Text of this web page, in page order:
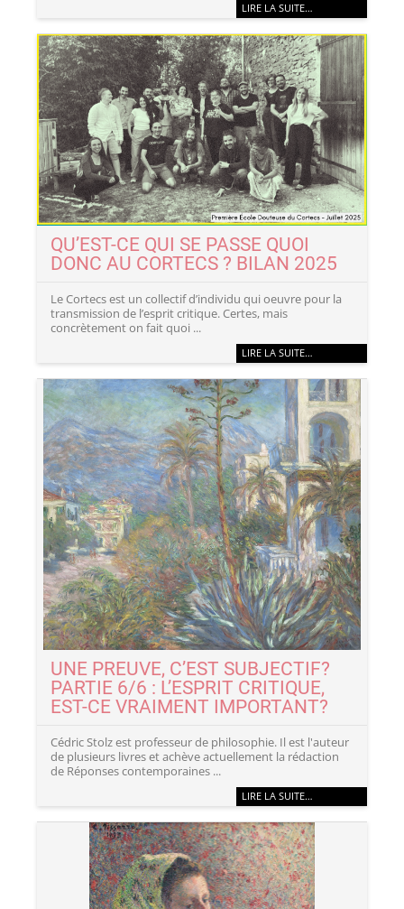
LIRE LA SUITE…
QU’EST-CE QUI SE PASSE QUOI
DONC AU CORTECS ? BILAN 2025
Le Cortecs est un collectif d’individu qui oeuvre pour la
transmission de l’esprit critique. Certes, mais
concrètement on fait quoi ...
LIRE LA SUITE…
UNE PREUVE, C’EST SUBJECTIF?
PARTIE 6/6 : L’ESPRIT CRITIQUE,
EST-CE VRAIMENT IMPORTANT?
Cédric Stolz est professeur de philosophie. Il est l'auteur
de plusieurs livres et achève actuellement la rédaction
de Réponses contemporaines ...
LIRE LA SUITE…